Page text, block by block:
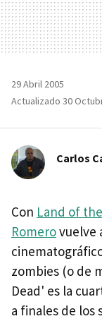
29 Abril 2005
Actualizado 30
Carlos
Con Land of
Romerovuelve
zombies (o de
Dead' es la
a finales de los